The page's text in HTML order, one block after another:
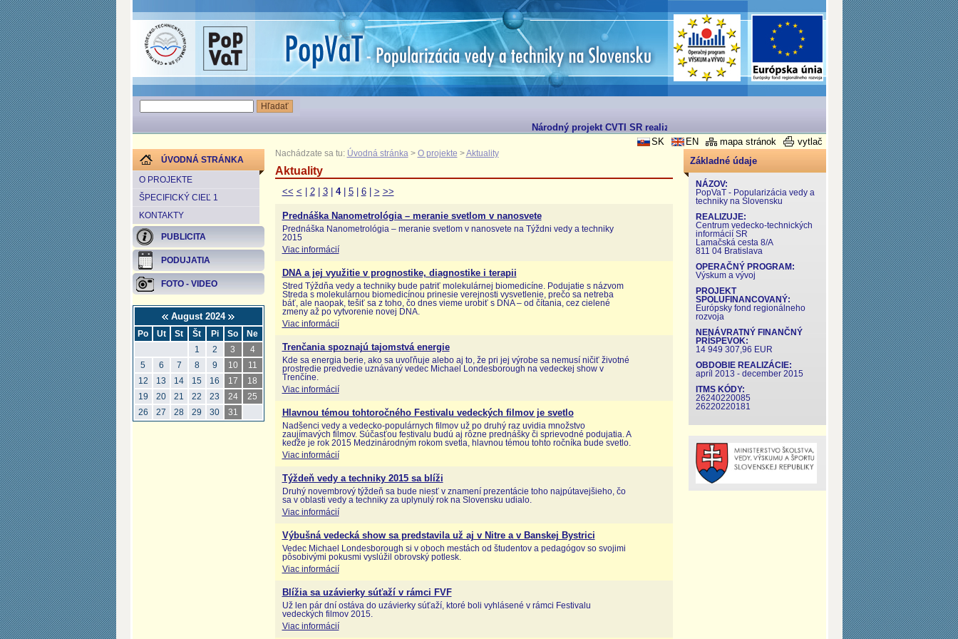
Národný projekt CVTI SR realizovaný v rámci Operačného programu Výskum a Vývoj
vytlač
mapa stránok
EN
SK
ÚVODNÁ STRÁNKA
O PROJEKTE
ŠPECIFICKÝ CIEĽ 1
KONTAKTY
PUBLICITA
PODUJATIA
FOTO - VIDEO
August 2024
Po Ut St Št Pi So
Ne
1
2 3
4
5
6 7 8 9 10
11
12
13 14 15 16 17
18
19
20 21 22 23 24
25
26
27 28 29 30 31
Nachádzate sa tu: Úvodná stránka > O projekte >Aktuality
Aktuality
<< < 2| 3| 4| 5| 6| > >>
Prednáška Nanometrológia – meranie svetlom v nanosvete
Prednáška Nanometrológia – meranie svetlom v nanosvete na Týždni vedy a techniky
2015
Viac informácií
DNA a jej využitie v prognostike, diagnostike i terapii
Stred Týždňa vedy a techniky bude patriť molekulárnej biomedicíne. Podujatie s názvom
Streda s molekulárnou biomedicínou prinesie verejnosti vysvetlenie, prečo sa netreba
báť, ale naopak, tešiť sa z toho, čo dnes vieme urobiť s DNA – od čítania, cez cielené
zmeny až po vytvorenie novej DNA.
Viac informácií
Trenčania spoznajú tajomstvá energie
Kde sa energia berie, ako sa uvoľňuje alebo aj to, že pri jej výrobe sa nemusí ničiť životné
prostredie predvedie uznávaný vedec Michael Londesborough na vedeckej show v
Trenčíne.
Viac informácií
Hlavnou témou tohtoročného Festivalu vedeckých filmov je svetlo
Nadšenci vedy a vedecko-populárnych filmov už po druhý raz uvidia množstvo
zaujímavých filmov. Súčasťou festivalu budú aj rôzne prednášky či sprievodné podujatia. A
keďže je rok 2015 Medzinárodným rokom svetla, hlavnou témou tohto ročníka bude svetlo.
Viac informácií
Týždeň vedy a techniky 2015 sa blíži
Druhý novembrový týždeň sa bude niesť v znamení prezentácie toho najpútavejšieho, čo
sa v oblasti vedy a techniky za uplynulý rok na Slovensku udialo.
Viac informácií
Výbušná vedecká show sa predstavila už aj v Nitre a v Banskej Bystrici
Vedec Michael Londesborough si v oboch mestách od študentov a pedagógov so svojimi
pôsobivými pokusmi vyslúžil obrovský potlesk.
Viac informácií
Blížia sa uzávierky súťaží v rámci FVF
Už len pár dní ostáva do uzávierky súťaží, ktoré boli vyhlásené v rámci Festivalu
vedeckých filmov 2015.
Viac informácií
Základné údaje
NÁZOV:
PopVaT - Popularizácia vedy a
techniky na Slovensku
REALIZUJE:
Centrum vedecko-technických
informácií SR
Lamačská cesta 8/A
811 04 Bratislava
OPERAČNÝ PROGRAM:
Výskum a vývoj
PROJEKT
SPOLUFINANCOVANÝ:
Európsky fond regionálneho
rozvoja
NENÁVRATNÝ FINANČNÝ
PRÍSPEVOK:
14 949 307,96 EUR
OBDOBIE REALIZÁCIE:
apríl 2013 - december 2015
ITMS KÓDY:
26240220085
26220220181